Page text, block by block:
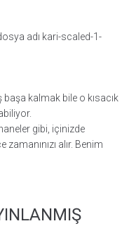
kalmak bile o kısacık
gibi, içinizde
alır. Benim